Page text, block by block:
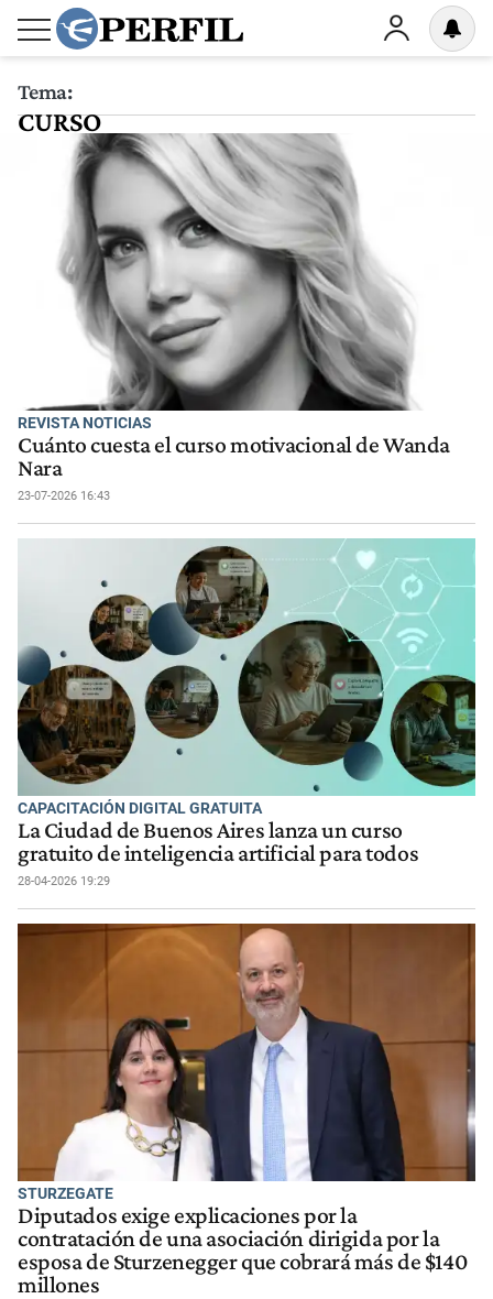
Tema:
CURSO
REVISTA NOTICIAS
Cuánto cuesta el curso motivacional de Wanda
Nara
23-07-2026 16:43
CAPACITACIÓN DIGITAL GRATUITA
La Ciudad de Buenos Aires lanza un curso
gratuito de inteligencia artificial para todos
28-04-2026 19:29
STURZEGATE
Diputados exige explicaciones por la
contratación de una asociación dirigida por la
esposa de Sturzenegger que cobrará más de $140
millones